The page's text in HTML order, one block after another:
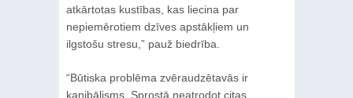
atkārtotas kustības, kas liecina par
nepiemērotiem dzīves apstākļiem un
ilgstošu stresu,” pauž biedrība.
“Būtiska problēma zvēraudzētavās ir
kanibālisms. Sprostā neatrodot citas